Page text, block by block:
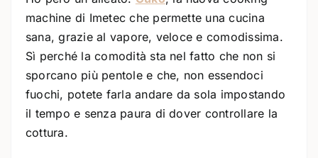
machine di Imetec che permette una cucina
sana, grazie al vapore, veloce e comodissima.
Sì perché la comodità sta nel fatto che non si
sporcano più pentole e che, non essendoci
fuochi, potete farla andare da sola impostando
il tempo e senza paura di dover controllare la
cottura.